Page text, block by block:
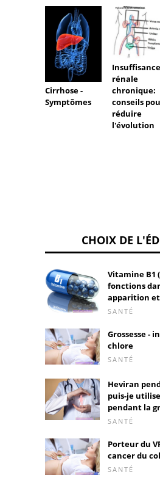
Cirrhose -
Symptômes
Insuffisance
rénale
chronique:
conseils
réduire
l'évolution
CHOIX DE
Vitamine B1
fonctions
apparition et
SANTÉ
Grossesse -
chlore
SANTÉ
Heviran
puis-je
pendant la
SANTÉ
Porteur du
cancer du
SANTÉ